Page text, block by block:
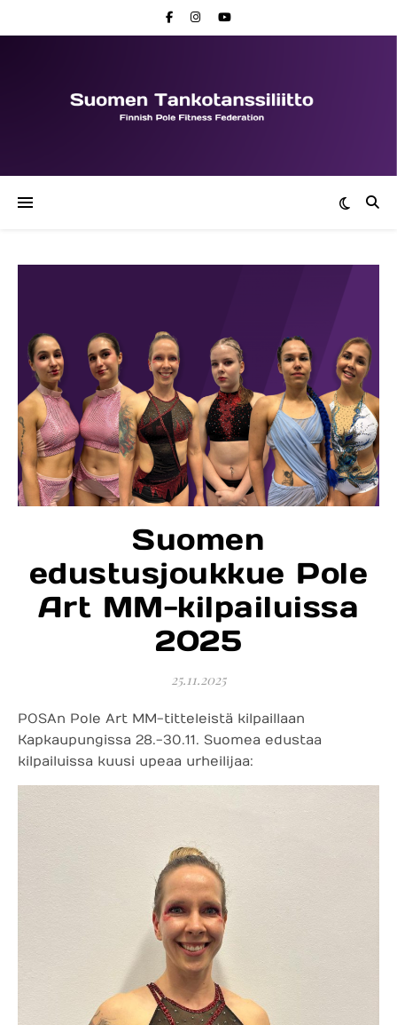
Suomen
edustusjoukkue Pole
Art MM-kilpailuissa
2025
25.11.2025
POSAn Pole Art MM-titteleistä kilpaillaan
Kapkaupungissa 28.-30.11. Suomea edustaa
kilpailuissa kuusi upeaa urheilijaa: